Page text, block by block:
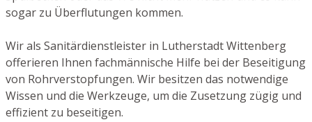
sogar zu Überflutungen kommen.
Wir als Sanitärdienstleister in Lutherstadt Wittenberg
offerieren Ihnen fachmännische Hilfe bei der Beseitigung
von Rohrverstopfungen. Wir besitzen das notwendige
Wissen und die Werkzeuge, um die Zusetzung zügig und
effizient zu beseitigen.